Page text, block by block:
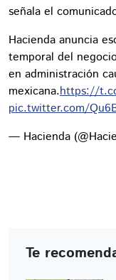
señala el
Hacienda anuncia
temporal del
en administración
mexicana.https://
pic.twitter.com/
— Hacienda
Te